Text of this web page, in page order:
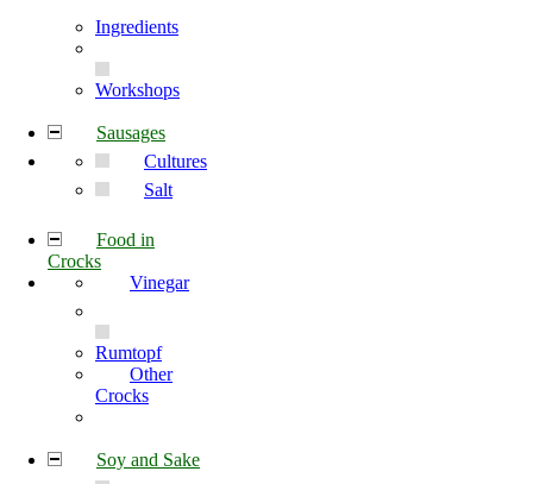
Ingredients
Workshops
Sausages
Cultures
Salt
Food in
Crocks
Vinegar
Rumtopf
Other
Crocks
Soy and Sake